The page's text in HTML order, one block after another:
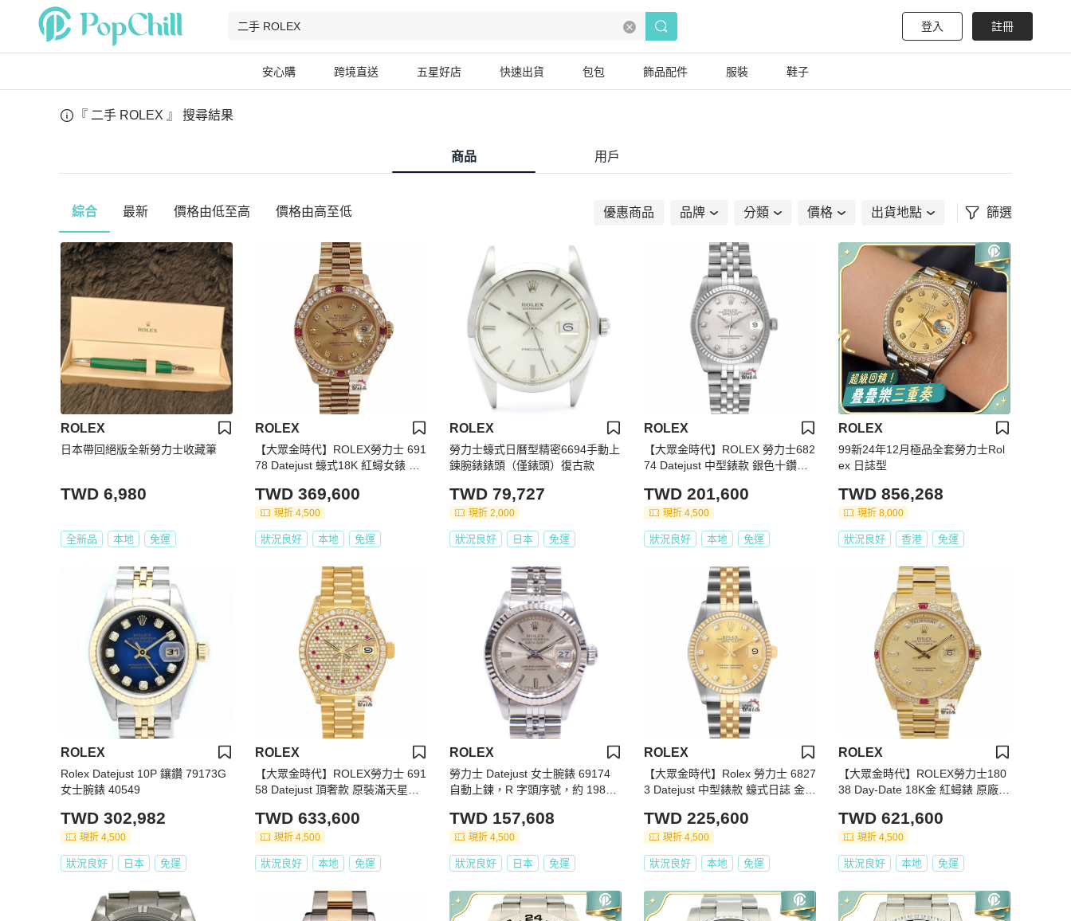
登入 註冊
安心購 跨境直送 五星好店 快速出貨 包包 飾品配件 服裝 鞋子
『 二手 ROLEX 』 搜尋結果
商品 用戶
綜合 最新 價格由低至高 價格由高至低 優惠商品 品牌 分類 價格 出貨地點 篩選
ROLEX
日本帶回絕版全新勞力士收藏筆
TWD 6,980
全新品 本地 免運
ROLEX
【大眾金時代】ROLEX勞力士 691
78 Datejust 蠔式18K 紅蟳女錶 後
TWD 369,600
現折 4,500
狀況良好 本地 免運
ROLEX
勞力士蠔式日曆型精密6694手動上
鍊腕錶錶頭（僅錶頭）復古款
TWD 79,727
現折 2,000
狀況良好 日本 免運
ROLEX
【大眾金時代】ROLEX 勞力士682
74 Datejust 中型錶款 銀色十鑽面
代B1394
TWD 201,600
現折 4,500
狀況良好 本地 免運
ROLEX
99新24年12月極品全套勞力士Rol
ex 日誌型
TWD 856,268
現折 8,000
狀況良好 香港 免運
ROLEX
Rolex Datejust 10P 鑲鑽 79173G
女士腕錶 40549
TWD 302,982
現折 4,500
狀況良好 日本 免運
ROLEX
【大眾金時代】ROLEX勞力士 691
58 Datejust 頂奢款 原裝滿天星面
TWD 633,600
現折 4,500
狀況良好 本地 免運
ROLEX
勞力士 Datejust 女士腕錶 69174
自動上鍊，R 字頭序號，約 1988
鍊，銀色錶盤，C2249641
TWD 157,608
現折 4,500
狀況良好 日本 免運
ROLEX
【大眾金時代】Rolex 勞力士 6827
3 Datejust 中型錶款 蠔式日誌 金色
TWD 225,600
現折 4,500
狀況良好 本地 免運
ROLEX
【大眾金時代】ROLEX勞力士180
38 Day-Date 18K金 紅蟳錶 原廠金
TWD 621,600
現折 4,500
狀況良好 本地 免運